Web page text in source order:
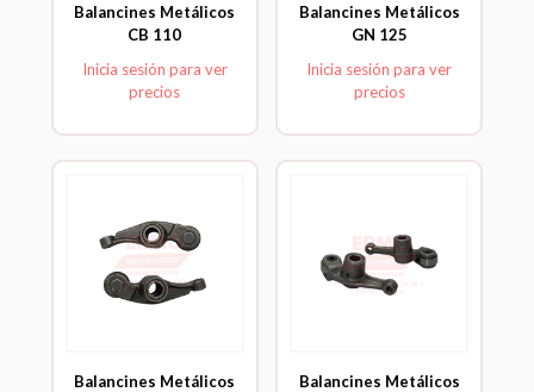
Balancines Metálicos
CB 110
Inicia sesión para ver
precios
Balancines Metálicos
GN 125
Inicia sesión para ver
precios
Balancines Metálicos
Balancines Metálicos